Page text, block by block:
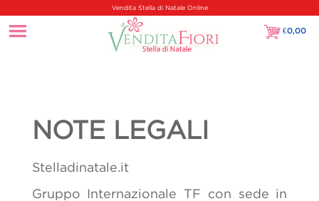
Vendita Stella di Natale Online
€0,00
€0,00
NOTE LEGALI
Stelladinatale.it
Gruppo Internazionale TF con sede in